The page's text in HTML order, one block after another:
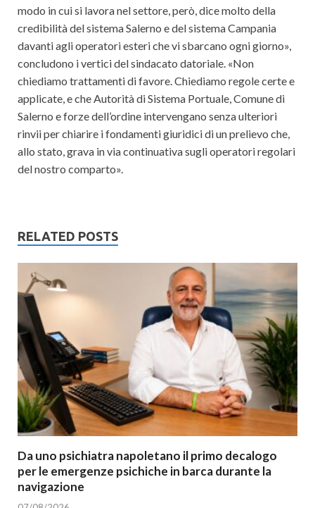
modo in cui si lavora nel settore, però, dice molto della
credibilità del sistema Salerno e del sistema Campania
davanti agli operatori esteri che vi sbarcano ogni giorno»,
concludono i vertici del sindacato datoriale. «Non
chiediamo trattamenti di favore. Chiediamo regole certe e
applicate, e che Autorità di Sistema Portuale, Comune di
Salerno e forze dell’ordine intervengano senza ulteriori
rinvii per chiarire i fondamenti giuridici di un prelievo che,
allo stato, grava in via continuativa sugli operatori regolari
del nostro comparto».
RELATED POSTS
Da uno psichiatra napoletano il primo decalogo
per le emergenze psichiche in barca durante la
navigazione